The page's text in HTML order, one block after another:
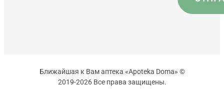
Ближайшая к Вам аптека «Apoteka Doma» ©
2019-2026 Все права защищены.